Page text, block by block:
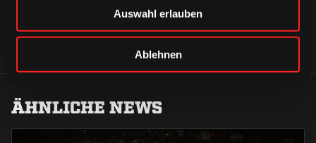
Auswahl erlauben
Ablehnen
ÄHNLICHE NEWS